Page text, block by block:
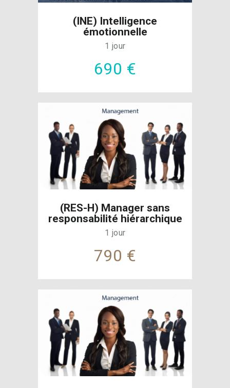
(INE) Intelligence
émotionnelle
1 jour
690 €
(RES-H) Manager sans
responsabilité hiérarchique
1 jour
790 €